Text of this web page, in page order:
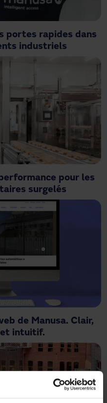
portes rapides dans
industriels
pour les
surgelés
de Manusa. Clair,
intuitif.